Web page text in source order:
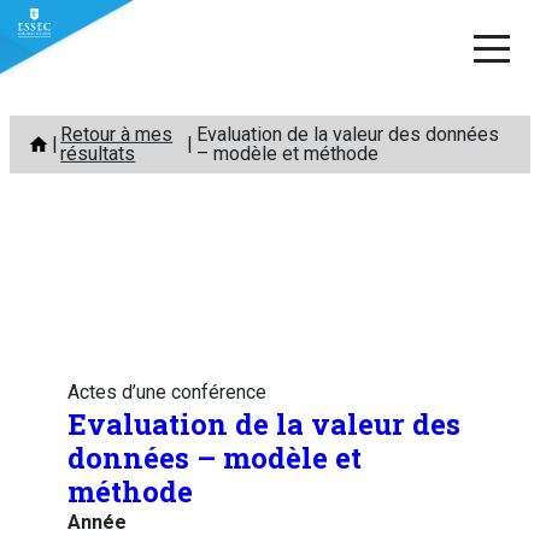
Aller
contenu
Retour à mes
résultats
Evaluation de la valeur des données
– modèle et méthode
Actes d’une conférence
Evaluation de la valeur des
données – modèle et
méthode
Année